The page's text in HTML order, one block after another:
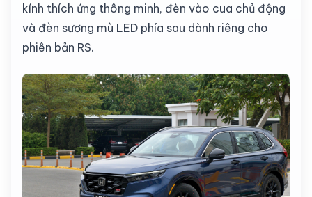
kính thích ứng thông minh, đèn vào cua chủ động
và đèn sương mù LED phía sau dành riêng cho
phiên bản RS.